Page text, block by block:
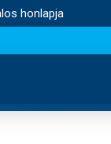
honlapja